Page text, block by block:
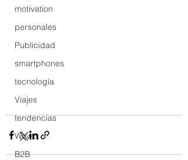
motivation
personales
Publicidad
smartphones
tecnología
Viajes
tendencias
Wow
B2B